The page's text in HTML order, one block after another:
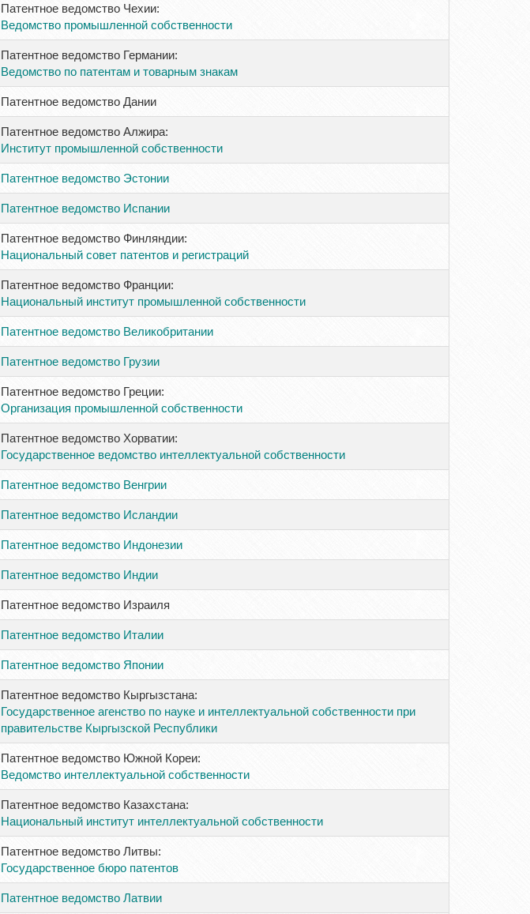
Патентное ведомство Чехии:
Ведомство промышленной собственности
Патентное ведомство Германии:
Ведомство по патентам и товарным знакам
Патентное ведомство Дании
Патентное ведомство Алжира:
Институт промышленной собственности
Патентное ведомство Эстонии
Патентное ведомство Испании
Патентное ведомство Финляндии:
Национальный совет патентов и регистраций
Патентное ведомство Франции:
Национальный институт промышленной собственности
Патентное ведомство Великобритании
Патентное ведомство Грузии
Патентное ведомство Греции:
Организация промышленной собственности
Патентное ведомство Хорватии:
Государственное ведомство интеллектуальной собственности
Патентное ведомство Венгрии
Патентное ведомство Исландии
Патентное ведомство Индонезии
Патентное ведомство Индии
Патентное ведомство Израиля
Патентное ведомство Италии
Патентное ведомство Японии
Патентное ведомство Кыргызстана:
Государственное агенство по науке и интеллектуальной собственности при
правительстве Кыргызской Республики
Патентное ведомство Южной Кореи:
Ведомство интеллектуальной собственности
Патентное ведомство Казахстана:
Национальный институт интеллектуальной собственности
Патентное ведомство Литвы:
Государственное бюро патентов
Патентное ведомство Латвии